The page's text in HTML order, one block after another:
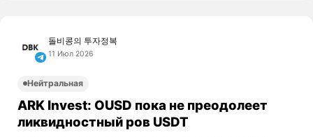
돌비콩의 투자정복
11 Июл 2026
Нейтральная
ARK Invest: OUSD пока не преодолеет
ликвидностный ров USDT